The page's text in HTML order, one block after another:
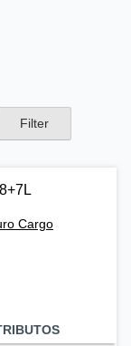
Filter
Cargo